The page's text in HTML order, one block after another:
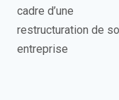
cadre d’une
restructuration de
entreprise